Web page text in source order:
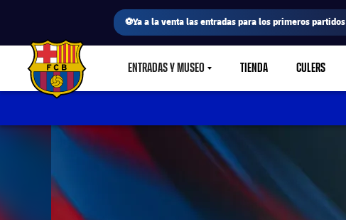
⚽Ya a la venta las entradas para los primeros partidos
FC Barcelona club badge ENTRADAS Y MUSEOLABEL.SHARE.CARETDOWN
TIENDA CULERS